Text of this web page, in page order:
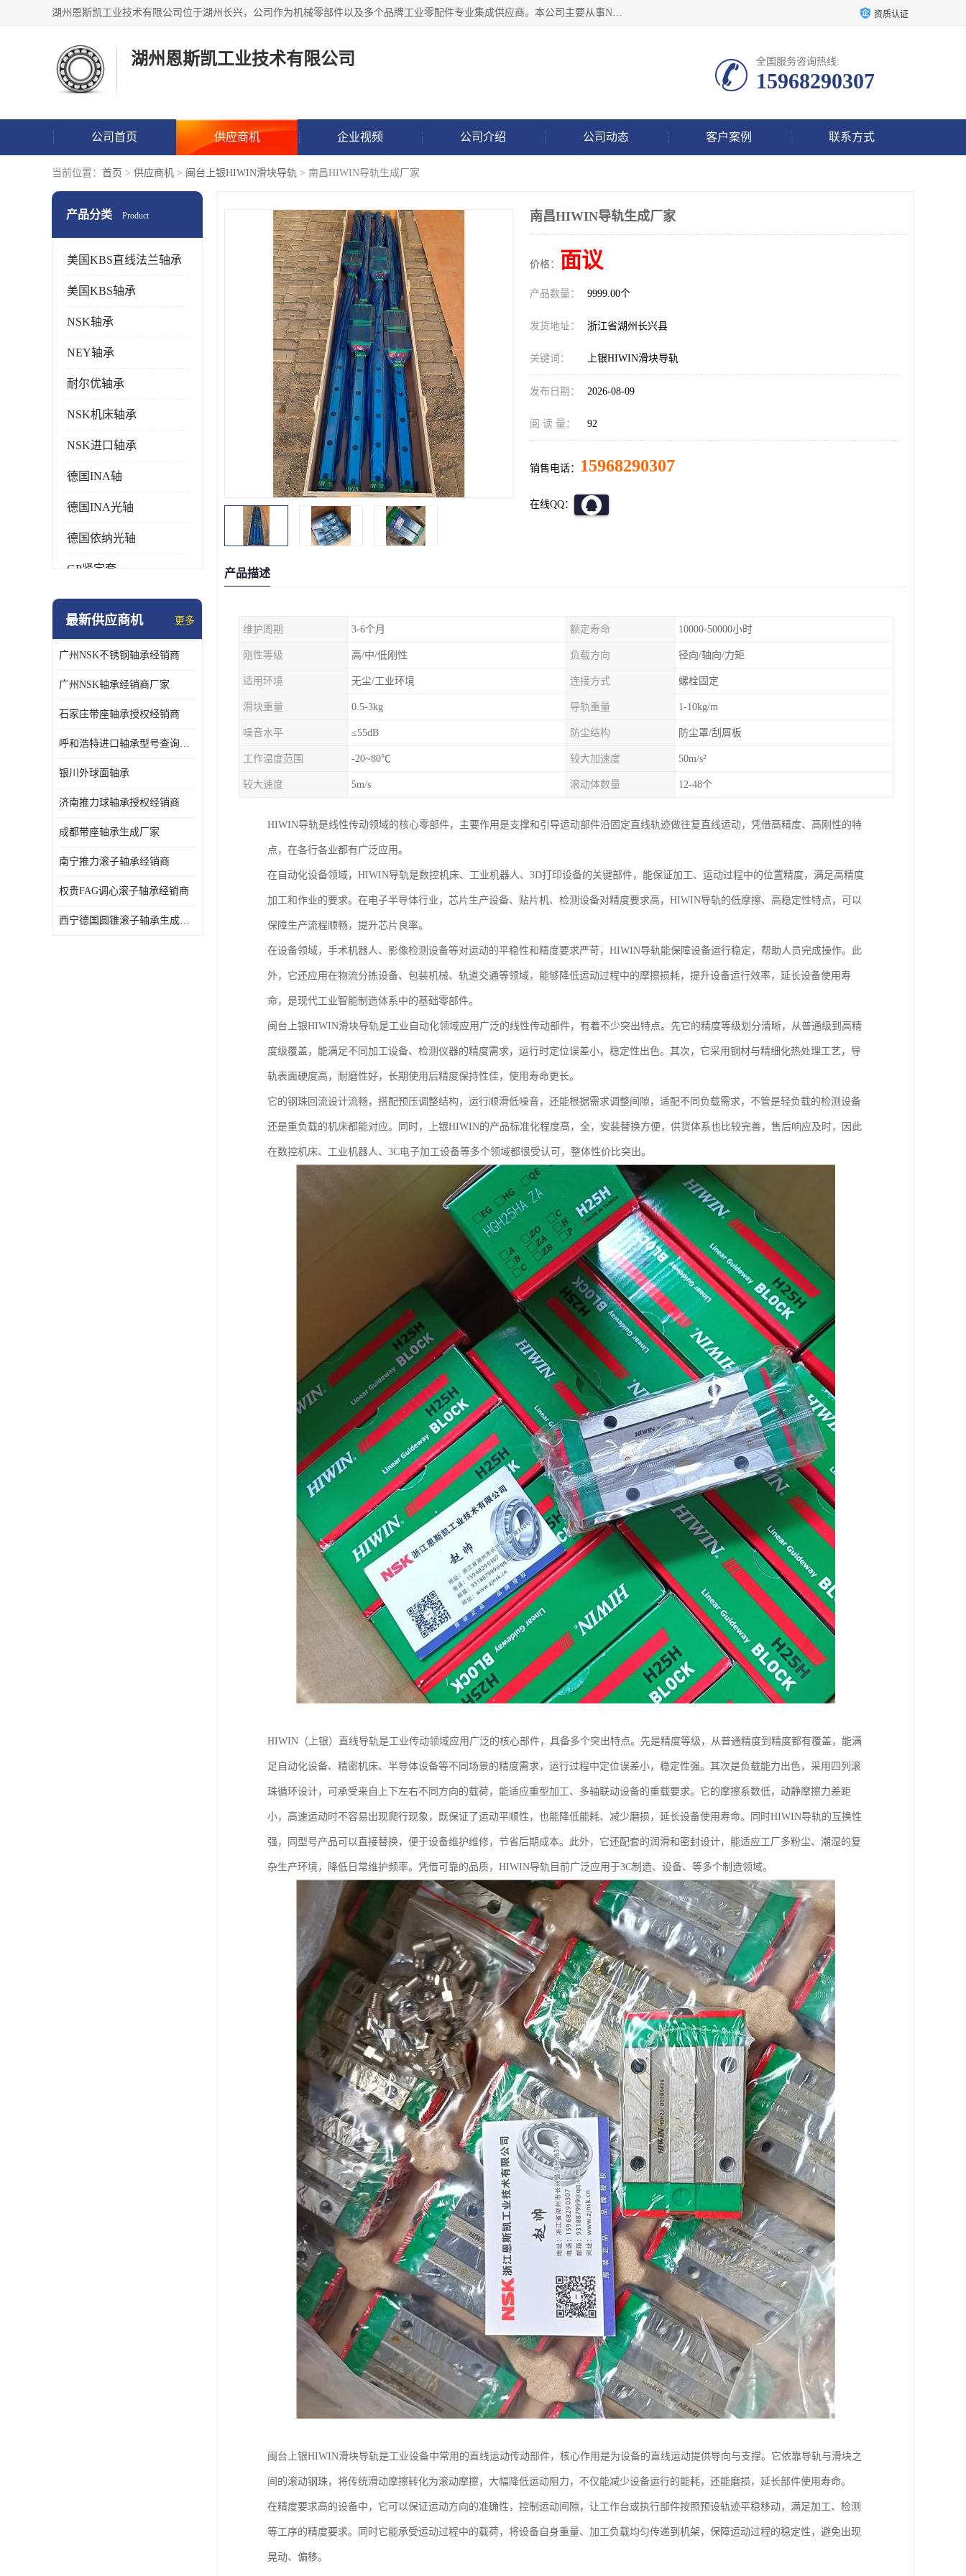
湖州恩斯凯工业技术有限公司位于湖州长兴，公司作为机械零部件以及多个品牌工业零配件专业集成供应商。本公司主要从事NSK进口轴承、SKF进口轴承、FAG进口轴承、NTN进口轴承、国产轴承：ZWZ、HRB、C&U轴承外球面轴承、导轨、丝杠、滑块、 润滑油、工业皮带及其他工业零部件的销售. 资质认证
湖州恩斯凯工业技术有限公司 全国服务咨询热线:
15968290307
公司首页 供应商机 企业视频 公司介绍 公司动态 客户案例 联系方式
当前位置： 首页 > 供应商机 > 闽台上银HIWIN滑块导轨 > 南昌HIWIN导轨生成厂家
产品分类 Product
美国KBS直线法兰轴承
美国KBS轴承
NSK轴承
NEY轴承
耐尔优轴承
NSK机床轴承
NSK进口轴承
德国INA轴
德国INA光轴
德国依纳光轴
GP紧定套
SKF轴承
日本NSK进口轴承
德国INA进口轴承
最新供应商机 更多
广州NSK不锈钢轴承经销商
广州NSK轴承经销商厂家
石家庄带座轴承授权经销商
呼和浩特进口轴承型号查询授权经销商
银川外球面轴承
济南推力球轴承授权经销商
成都带座轴承生成厂家
南宁推力滚子轴承经销商
权贵FAG调心滚子轴承经销商
西宁德国圆锥滚子轴承生成厂家
南昌HIWIN导轨生成厂家
价格： 面议
产品数量： 9999.00个
发货地址： 浙江省湖州长兴县
关键词： 上银HIWIN滑块导轨
发布日期： 2026-08-09
阅 读 量： 92
销售电话： 15968290307
在线QQ：
产品描述
维护周期 3-6个月 额定寿命 10000-50000小时
刚性等级 高/中/低刚性 负载方向 径向/轴向/力矩
适用环境 无尘/工业环境 连接方式 螺栓固定
滑块重量 0.5-3kg 导轨重量 1-10kg/m
噪音水平 ≤55dB 防尘结构 防尘罩/刮屑板
工作温度范围 -20~80℃ 较大加速度 50m/s²
较大速度 5m/s 滚动体数量 12-48个
HIWIN导轨是线性传动领域的核心零部件，主要作用是支撑和引导运动部件沿固定直线轨迹做往复直线运动，凭借高精度、高刚性的特
点，在各行各业都有广泛应用。
在自动化设备领域，HIWIN导轨是数控机床、工业机器人、3D打印设备的关键部件，能保证加工、运动过程中的位置精度，满足高精度
加工和作业的要求。在电子半导体行业，芯片生产设备、贴片机、检测设备对精度要求高，HIWIN导轨的低摩擦、高稳定性特点，可以
保障生产流程顺畅，提升芯片良率。
在设备领域，手术机器人、影像检测设备等对运动的平稳性和精度要求严苛，HIWIN导轨能保障设备运行稳定，帮助人员完成操作。此
外，它还应用在物流分拣设备、包装机械、轨道交通等领域，能够降低运动过程中的摩擦损耗，提升设备运行效率，延长设备使用寿
命，是现代工业智能制造体系中的基础零部件。
闽台上银HIWIN滑块导轨是工业自动化领域应用广泛的线性传动部件，有着不少突出特点。先它的精度等级划分清晰，从普通级到高精
度级覆盖，能满足不同加工设备、检测仪器的精度需求，运行时定位误差小，稳定性出色。其次，它采用钢材与精细化热处理工艺，导
轨表面硬度高，耐磨性好，长期使用后精度保持性佳，使用寿命更长。
它的钢珠回流设计流畅，搭配预压调整结构，运行顺滑低噪音，还能根据需求调整间隙，适配不同负载需求，不管是轻负载的检测设备
还是重负载的机床都能对应。同时，上银HIWIN的产品标准化程度高，全，安装替换方便，供货体系也比较完善，售后响应及时，因此
在数控机床、工业机器人、3C电子加工设备等多个领域都很受认可，整体性价比突出。
HIWIN（上银）直线导轨是工业传动领域应用广泛的核心部件，具备多个突出特点。先是精度等级，从普通精度到精度都有覆盖，能满
足自动化设备、精密机床、半导体设备等不同场景的精度需求，运行过程中定位误差小，稳定性强。其次是负载能力出色，采用四列滚
珠循环设计，可承受来自上下左右不同方向的载荷，能适应重型加工、多轴联动设备的重载要求。它的摩擦系数低，动静摩擦力差距
小，高速运动时不容易出现爬行现象，既保证了运动平顺性，也能降低能耗、减少磨损，延长设备使用寿命。同时HIWIN导轨的互换性
强，同型号产品可以直接替换，便于设备维护维修，节省后期成本。此外，它还配套的润滑和密封设计，能适应工厂多粉尘、潮湿的复
杂生产环境，降低日常维护频率。凭借可靠的品质，HIWIN导轨目前广泛应用于3C制造、设备、等多个制造领域。
闽台上银HIWIN滑块导轨是工业设备中常用的直线运动传动部件，核心作用是为设备的直线运动提供导向与支撑。它依靠导轨与滑块之
间的滚动钢珠，将传统滑动摩擦转化为滚动摩擦，大幅降低运动阻力，不仅能减少设备运行的能耗，还能磨损，延长部件使用寿命。
在精度要求高的设备中，它可以保证运动方向的准确性，控制运动间隙，让工作台或执行部件按照预设轨迹平稳移动，满足加工、检测
等工序的精度要求。同时它能承受运动过程中的载荷，将设备自身重量、加工负载均匀传递到机架，保障运动过程的稳定性，避免出现
晃动、偏移。